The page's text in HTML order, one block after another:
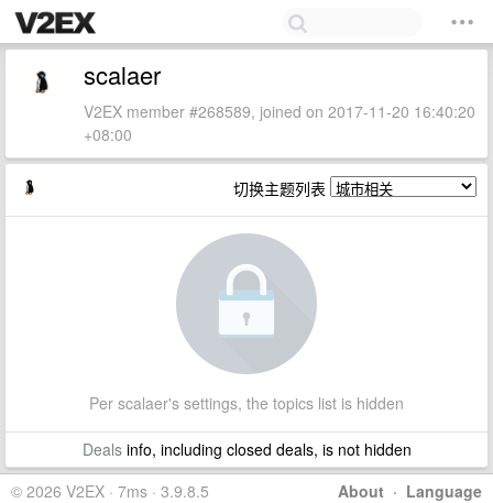
scalaer
V2EX member #268589, joined on 2017-11-20 16:40:20
+08:00
切换主题列表
Per scalaer's settings, the topics list is hidden
Dealsinfo, including closed deals, is not hidden
About · Language
© 2026 V2EX · 7ms · 3.9.8.5